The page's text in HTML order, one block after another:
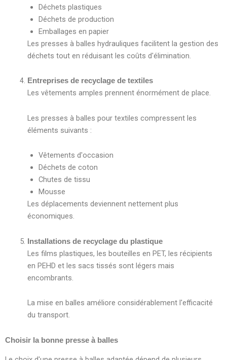
Déchets plastiques
Déchets de production
Emballages en papier
Les presses à balles hydrauliques facilitent la gestion des
déchets tout en réduisant les coûts d'élimination.
Entreprises de recyclage de textiles
Les vêtements amples prennent énormément de place.
Les presses à balles pour textiles compressent les
éléments suivants :
Vêtements d'occasion
Déchets de coton
Chutes de tissu
Mousse
Les déplacements deviennent nettement plus
économiques.
Installations de recyclage du plastique
Les films plastiques, les bouteilles en PET, les récipients
en PEHD et les sacs tissés sont légers mais
encombrants.
La mise en balles améliore considérablement l'efficacité
du transport.
Choisir la bonne presse à balles